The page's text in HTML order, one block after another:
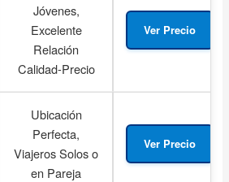
Jóvenes,
Excelente
Relación
Calidad-Precio
Ver Precio
Ubicación
Perfecta,
Viajeros Solos o
en Pareja
Ver Precio